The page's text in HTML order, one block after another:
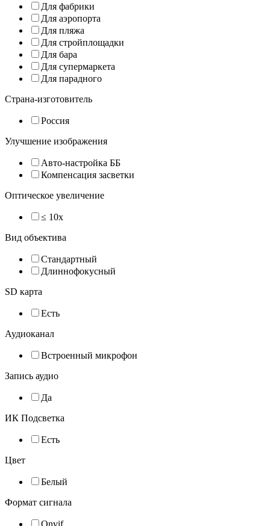
Для фабрики
Для аэропорта
Для пляжа
Для стройплощадки
Для бара
Для супермаркета
Для парадного
Страна-изготовитель
Россия
Улучшение изображения
Авто-настройка ББ
Компенсация засветки
Оптическое увеличение
≤ 10x
Вид объектива
Стандартный
Длиннофокусный
SD карта
Есть
Аудиоканал
Встроенный микрофон
Запись аудио
Да
ИК Подсветка
Есть
Цвет
Белый
Формат сигнала
Onvif